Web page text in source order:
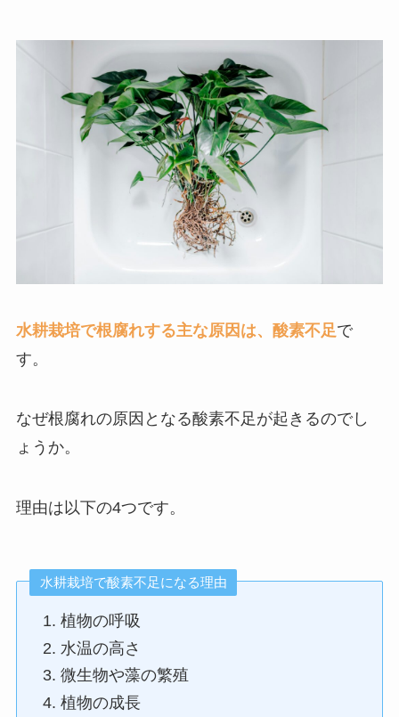
水耕栽培で根腐れする主な原因は、酸素不足で
す。
なぜ根腐れの原因となる酸素不足が起きるのでし
ょうか。
理由は以下の4つです。
水耕栽培で酸素不足になる理由
植物の呼吸
水温の高さ
微生物や藻の繁殖
植物の成長